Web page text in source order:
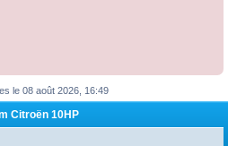
le 08 août 2026, 16:49
Citroën 10HP